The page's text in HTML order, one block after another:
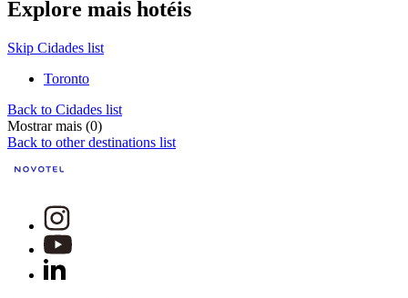
Explore mais hotéis
Skip Cidades list
Toronto
Back to Cidades list
Mostrar mais (0)
Back to other destinations list